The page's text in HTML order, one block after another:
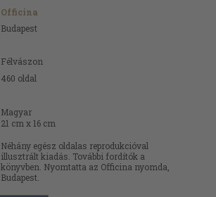
Officina
Budapest
Félvászon
460 oldal
Magyar
21 cm x 16 cm
Néhány egész oldalas reprodukcióval
illusztrált kiadás. További fordítók a
könyvben. Nyomtatta az Officina nyomda,
Budapest.